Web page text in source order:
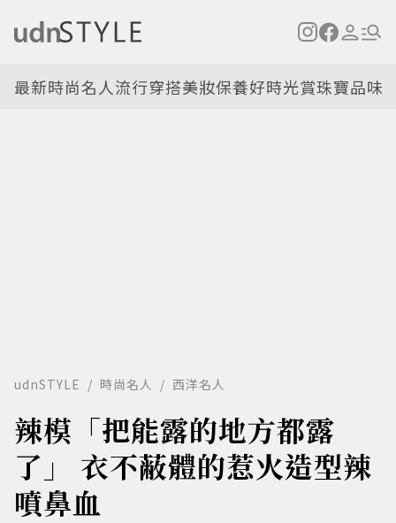
最新時尚名人流行穿搭美妝保養好時光賞珠寶品味
udnSTYLE 時尚名人 西洋名人
辣模「把能露的地方都露
了」 衣不蔽體的惹火造型辣
噴鼻血